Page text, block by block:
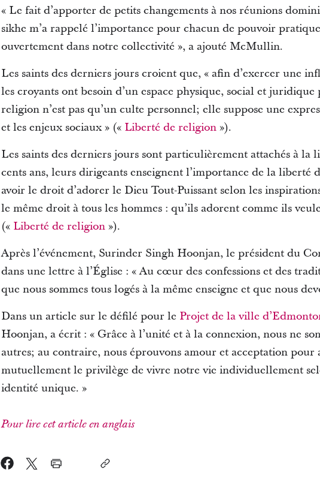
« Le fait d’apporter de petits changements à nos réunions
sikhe m’a rappelé l’importance pour chacun de pouvoir
ouvertement dans notre collectivité », a ajouté McMullin.
Les saints des derniers jours croient que, « afin d’exercer une
les croyants ont besoin d’un espace physique, social et
religion n’est pas qu’un culte personnel; elle suppose une
et les enjeux sociaux » (« Liberté de religion»).
Les saints des derniers jours sont particulièrement attachés à
cents ans, leurs dirigeants enseignent l’importance de la
avoir le droit d’adorer le Dieu Tout-Puissant selon les
le même droit à tous les hommes : qu’ils adorent comme ils
(« Liberté de religion»).
Après l’événement, Surinder Singh Hoonjan, le président du
dans une lettre à l’Église : « Au cœur des confessions et des
que nous sommes tous logés à la même enseigne et que nous
Dans un article sur le défilé pour le Projet de la ville
Hoonjan, a écrit : « Grâce à l’unité et à la connexion, nous ne
autres; au contraire, nous éprouvons amour et acceptation pour
mutuellement le privilège de vivre notre vie individuellement
identité unique. »
Pour lire cet article en anglais